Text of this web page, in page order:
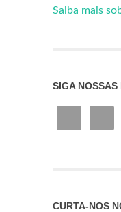
Saiba mais
SIGA NOSSAS
CURTA-NOS